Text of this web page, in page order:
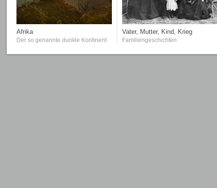
Afrika
Der so genannte dunkle Kontinent
Vater, Mutter, Kind, Krieg
Familiengeschichten